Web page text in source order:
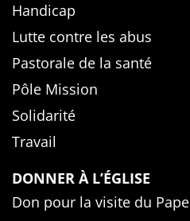
Handicap
Lutte contre les abus
Pastorale de la santé
Pôle Mission
Solidarité
Travail
DONNER À L’ÉGLISE
Don pour la visite du Pape